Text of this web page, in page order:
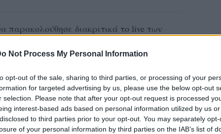
Not Process My Personal Information
opt-out of the sale, sharing to third parties, or processing of your
for targeted advertising by us, please use the below opt-out
selection. Please note that after your opt-out request is processed
interest-based ads based on personal information utilized by us
to third parties prior to your opt-out. You may separately
of your personal information by third parties on the IAB’s list of
παρακολούθησε διακριτικά το live των
από τους φωτογραφικούς φακούς ή το
χαμηλό προφίλ. Μάλιστα, σύμφωνα με το
στην εκπομπή του Alpha «Καλύτερα
μόνο ένας συμφοιτητής του
ο οποίος μετέφερε τη σχετική